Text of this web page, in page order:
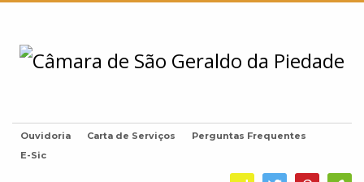
Ouvidoria Carta de Serviços
Perguntas Frequentes
E-Sic